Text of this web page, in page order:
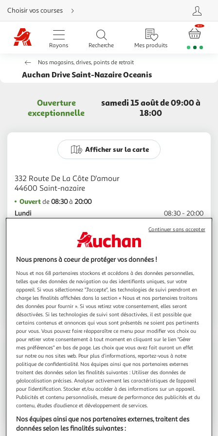
Aller
directement
au
contenu
Aller
directement
recherche
Aller
directement
directement
d'aide
Choisir vos courses
Rayons Recherche Mes produits
Nos magasins, drives, points de retrait
Auchan Drive Saint-Nazaire Oceanis
Ouverture
exceptionnelle
samedi 15 août de 09:00 à
18:00
Afficher sur la carte
332 Route De La Côte D'amour
Ouvertde08:30à 20:00
Lundi
08:30 - 20:00
Vendredi
Samedi
08:30 - 20:00
Dimanche
09:00 - 12:00
Choisir ce Drive
Contact
Espace sourds
Voir l'itinéraire
Nous prenons à coeur de protéger vos données !
Nous et nos 68 partenaires stockons et accédons à des données personnelles,
telles que des données de navigation ou des identifiants uniques, sur votre
appareil. Si vous sélectionnez "J'accepte", les technologies de suivi prendront en
charge les finalités affichées dans la section « Nous et nos partenaires traitons
des données pour fournir ». Si vous retirez votre consentement, elles seront
désactivées. Si les technologies de suivi sont désactivées, il est possible que
certains contenus et annonces qui vous sont présentés ne soient pas pertinents
pour vous. Vous pouvez faire réapparaître ce menu pour modifier vos choix ou
pour retirer votre consentement à tout moment en cliquant sur le lien "Gérer
mes préférences" en bas de page. Les choix que vous avez fait auront un effet
sur notre ou nos sites web. Pour plus d’informations, reportez-vous à notre
politique de confidentialité. Nos équipes ainsi que nos partenaires externes
traitent des données selon les finalités suivantes : Utiliser des données de
géolocalisation précises. Analyser activement les caractéristiques de l’appareil
pour l’identification. Stocker et/ou accéder à des informations sur un appareil.
Publicités et contenu personnalisés, mesure de performance des publicités et du
contenu, études d’audience et développement de services.
Nos équipes ainsi que nos partenaires externes, traitent des
données selon les finalités suivantes :
Continuer sans accepter